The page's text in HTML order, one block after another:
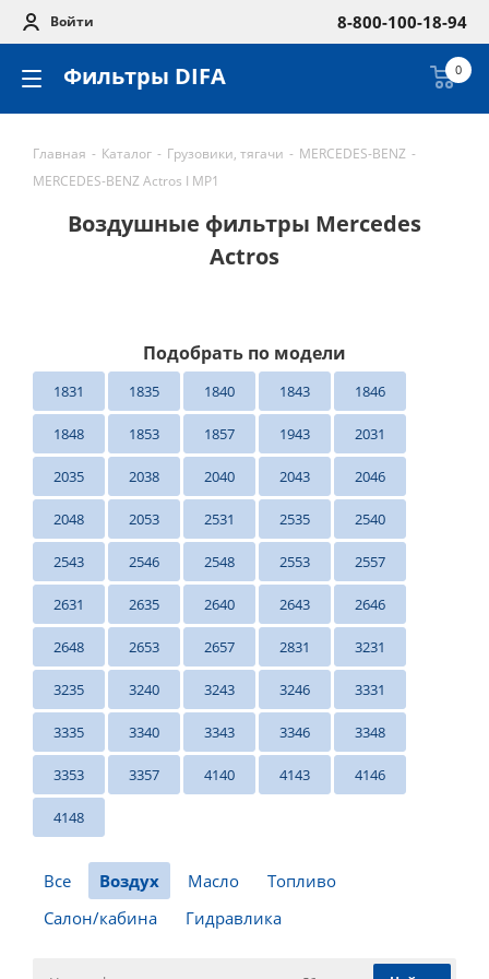
Войти 8-800-100-18-94
Фильтры DIFA 0
Главная - Каталог - Грузовики, тягачи - MERCEDES-BENZ -
MERCEDES-BENZ Actros I MP1
Воздушные фильтры Mercedes
Actros
Подобрать по модели
1831 1835 1840 1843 1846
1848 1853 1857 1943 2031
2035 2038 2040 2043 2046
2048 2053 2531 2535 2540
2543 2546 2548 2553 2557
2631 2635 2640 2643 2646
2648 2653 2657 2831 3231
3235 3240 3243 3246 3331
3335 3340 3343 3346 3348
3353 3357 4140 4143 4146
4148
Все Воздух Масло
Топливо
Салон/кабина
Гидравлика